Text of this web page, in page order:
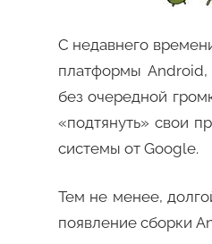
С недавнего
платформы
без очередной
«подтянуть» свои
системы от Google.
Тем не менее,
появление сборки